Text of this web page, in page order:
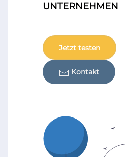
UNTERNEHMEN
Jetzt testen
Kontakt